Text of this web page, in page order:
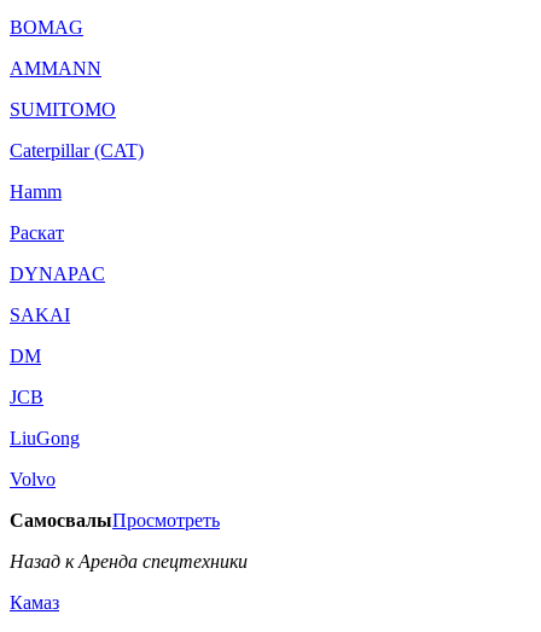
BOMAG
AMMANN
SUMITOMO
Caterpillar (CAT)
Hamm
Раскат
DYNAPAC
SAKAI
DM
JCB
LiuGong
Volvo
СамосвалыПросмотреть
Назад к Аренда спецтехники
Камаз